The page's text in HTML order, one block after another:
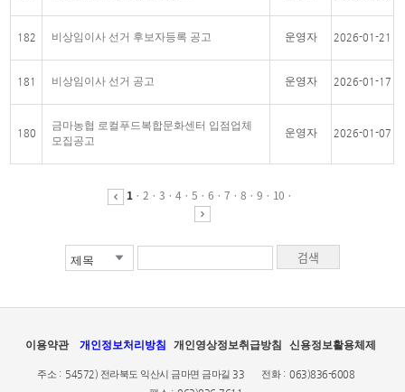
182 비상임이사 선거 후보자등록 공고 운영자 2026-01-21
181 비상임이사 선거 공고 운영자 2026-01-17
180
금마농협 로컬푸드복합문화센터 입점업체
모집공고
운영자 2026-01-07
1· 2 · 3 · 4· 5 · 6 · 7 · 8 · 9 · 10 ·
이용약관 개인정보처리방침 개인영상정보취급방침 신용정보활용체제
주소 : 54572) 전라북도 익산시 금마면 금마길 33 전화 : 063)836-6008